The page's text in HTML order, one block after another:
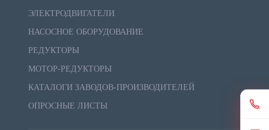
ЭЛЕКТРОДВИГАТЕЛИ
НАСОСНОЕ ОБОРУДОВАНИЕ
РЕДУКТОРЫ
МОТОР-РЕДУКТОРЫ
КАТАЛОГИ ЗАВОДОВ-ПРОИЗВОДИТЕЛЕЙ
ОПРОСНЫЕ ЛИСТЫ